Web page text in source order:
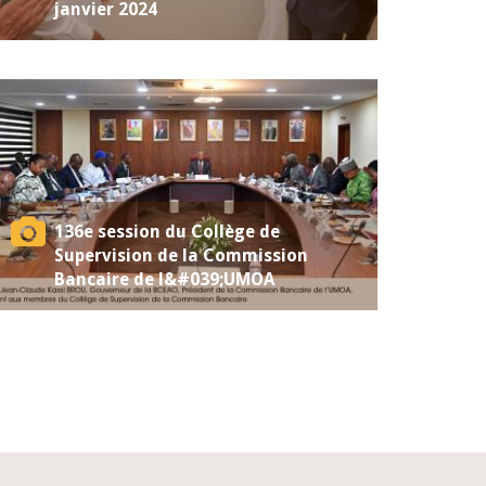
janvier 2024
136e session du Collège de
Supervision de la Commission
Bancaire de l&#039;UMOA